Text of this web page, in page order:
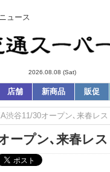
ュース
2026.08.08 (Sat)
店舗 新商品 販促
渋谷11/30オープン､来春レ
ープン､来春レ